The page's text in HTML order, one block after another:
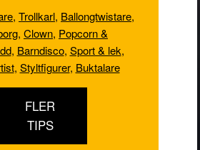
, Trollkarl, Ballongtwistare,
, Clown, Popcorn &
, Barndisco, Sport & lek,
, Styltfigurer, Buktalare
FLER
TIPS